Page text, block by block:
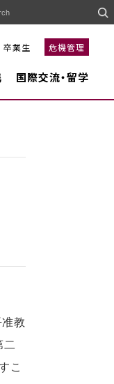
卒業生 危機管理
国際交流・留学
教
二
こ